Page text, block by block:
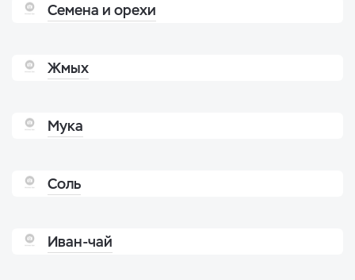
Семена и орехи
Жмых
Мука
Соль
Иван-чай